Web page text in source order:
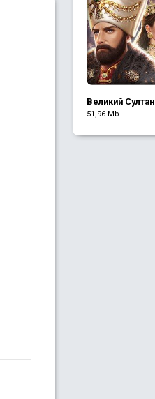
Великий Султан
51,96 Mb